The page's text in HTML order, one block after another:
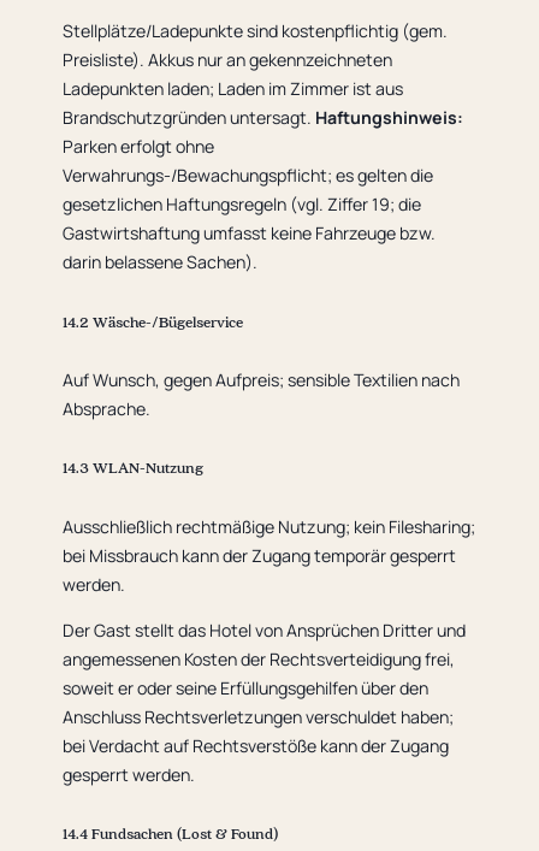
Stellplätze/Ladepunkte sind kostenpflichtig (gem.
Preisliste). Akkus nur an gekennzeichneten
Ladepunkten laden; Laden im Zimmer ist aus
Brandschutzgründen untersagt. Haftungshinweis:
Parken erfolgt ohne
Verwahrungs-/Bewachungspflicht; es gelten die
gesetzlichen Haftungsregeln (vgl. Ziffer 19; die
Gastwirtshaftung umfasst keine Fahrzeuge bzw.
darin belassene Sachen).
14.2 Wäsche-/Bügelservice
Auf Wunsch, gegen Aufpreis; sensible Textilien nach
Absprache.
14.3 WLAN-Nutzung
Ausschließlich rechtmäßige Nutzung; kein Filesharing;
bei Missbrauch kann der Zugang temporär gesperrt
werden.
Der Gast stellt das Hotel von Ansprüchen Dritter und
angemessenen Kosten der Rechtsverteidigung frei,
soweit er oder seine Erfüllungsgehilfen über den
Anschluss Rechtsverletzungen verschuldet haben;
bei Verdacht auf Rechtsverstöße kann der Zugang
gesperrt werden.
14.4 Fundsachen (Lost & Found)